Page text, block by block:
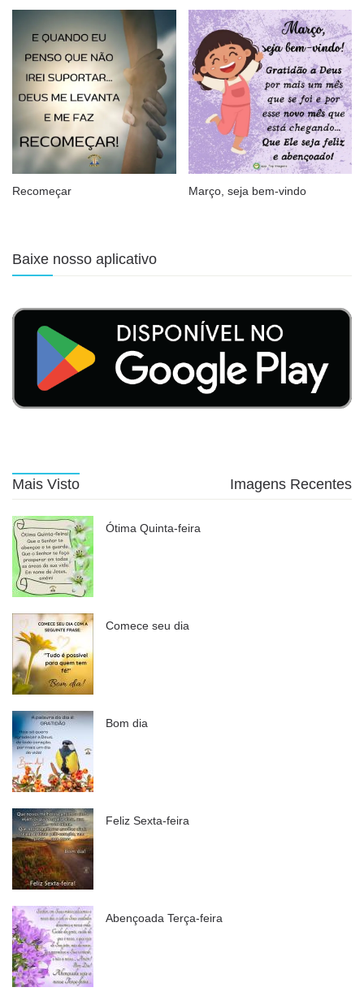
Recomeçar Março, seja bem-vindo
Baixe nosso aplicativo
Mais Visto Imagens Recentes
Ótima Quinta-feira
Comece seu dia
Bom dia
Feliz Sexta-feira
Abençoada Terça-feira